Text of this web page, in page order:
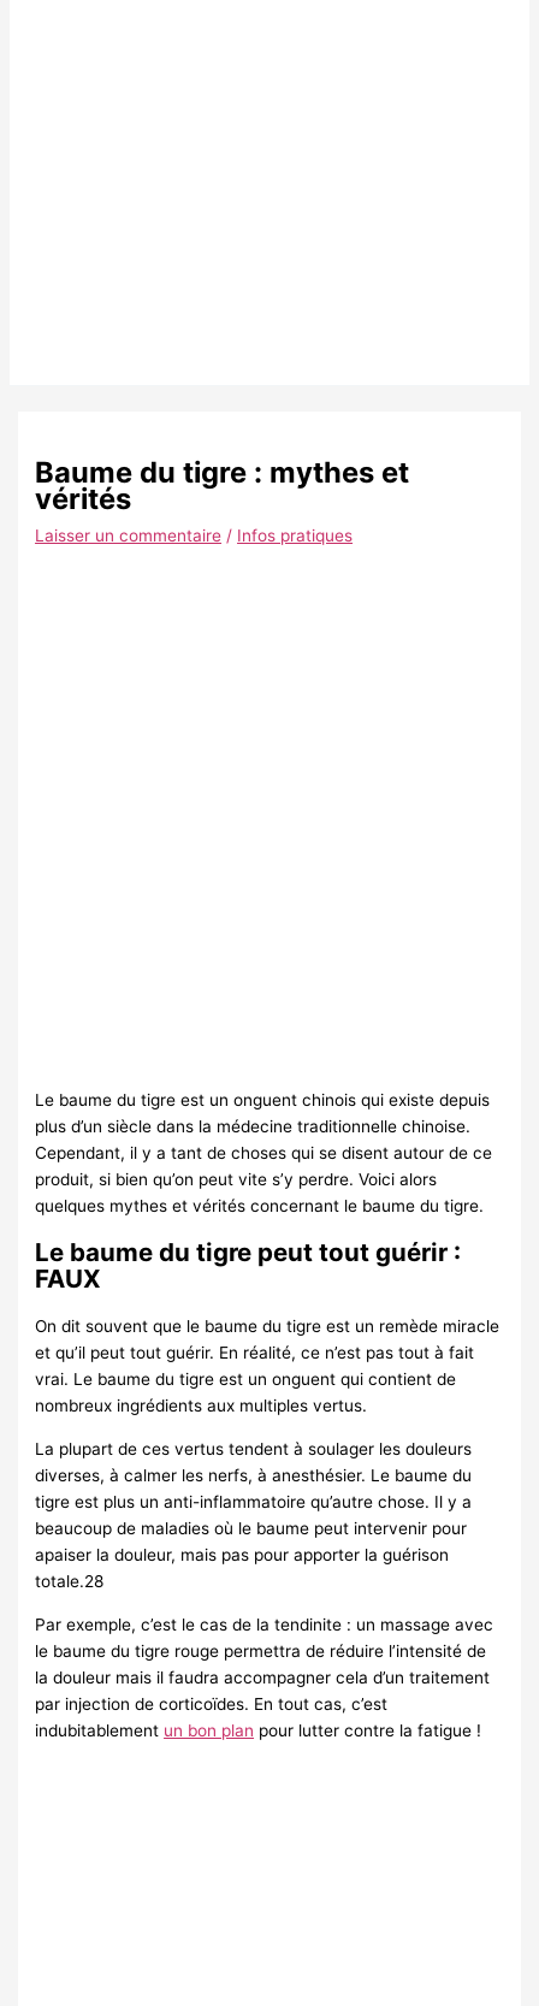
Baume du tigre : mythes et
vérités
Laisser un commentaire / Infos pratiques
Le baume du tigre est un onguent chinois qui existe depuis
plus d’un siècle dans la médecine traditionnelle chinoise.
Cependant, il y a tant de choses qui se disent autour de ce
produit, si bien qu’on peut vite s’y perdre. Voici alors
quelques mythes et vérités concernant le baume du tigre.
Le baume du tigre peut tout guérir :
FAUX
On dit souvent que le baume du tigre est un remède miracle
et qu’il peut tout guérir. En réalité, ce n’est pas tout à fait
vrai. Le baume du tigre est un onguent qui contient de
nombreux ingrédients aux multiples vertus.
La plupart de ces vertus tendent à soulager les douleurs
diverses, à calmer les nerfs, à anesthésier. Le baume du
tigre est plus un anti-inflammatoire qu’autre chose. Il y a
beaucoup de maladies où le baume peut intervenir pour
apaiser la douleur, mais pas pour apporter la guérison
totale.28
Par exemple, c’est le cas de la tendinite : un massage avec
le baume du tigre rouge permettra de réduire l’intensité de
la douleur mais il faudra accompagner cela d’un traitement
par injection de corticoïdes. En tout cas, c’est
indubitablement un bon plan pour lutter contre la fatigue !